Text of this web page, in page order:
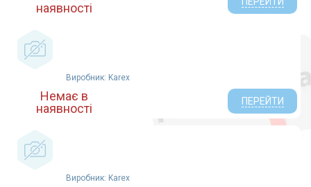
наявності
Виробник: Karex
Немає в
наявності
ПЕРЕЙТИ
Виробник: Karex